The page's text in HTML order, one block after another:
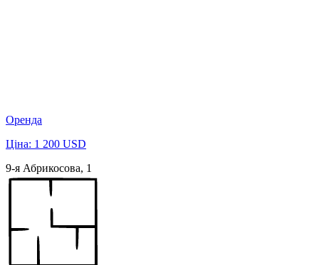
Оренда
Ціна: 1 200 USD
9-я Абрикосова, 1